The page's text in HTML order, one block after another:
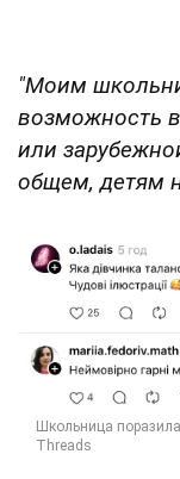
"Моим
возможность
или
общем, детям